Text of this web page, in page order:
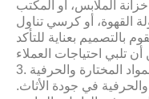
الملابس، أو المكتب
القهوة، أو كرسي تناول
بالتصميم بعناية للتأكد
المواد المختارة والحرفية
والحرفية في جودة الأثاث.